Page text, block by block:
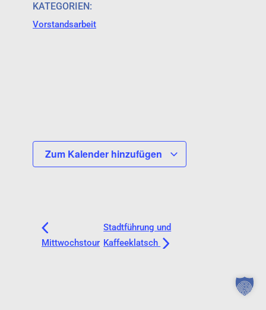
KATEGORIEN:
Vorstandsarbeit
Zum Kalender hinzufügen
Mittwochstour
Stadtführung und
Kaffeeklatsch